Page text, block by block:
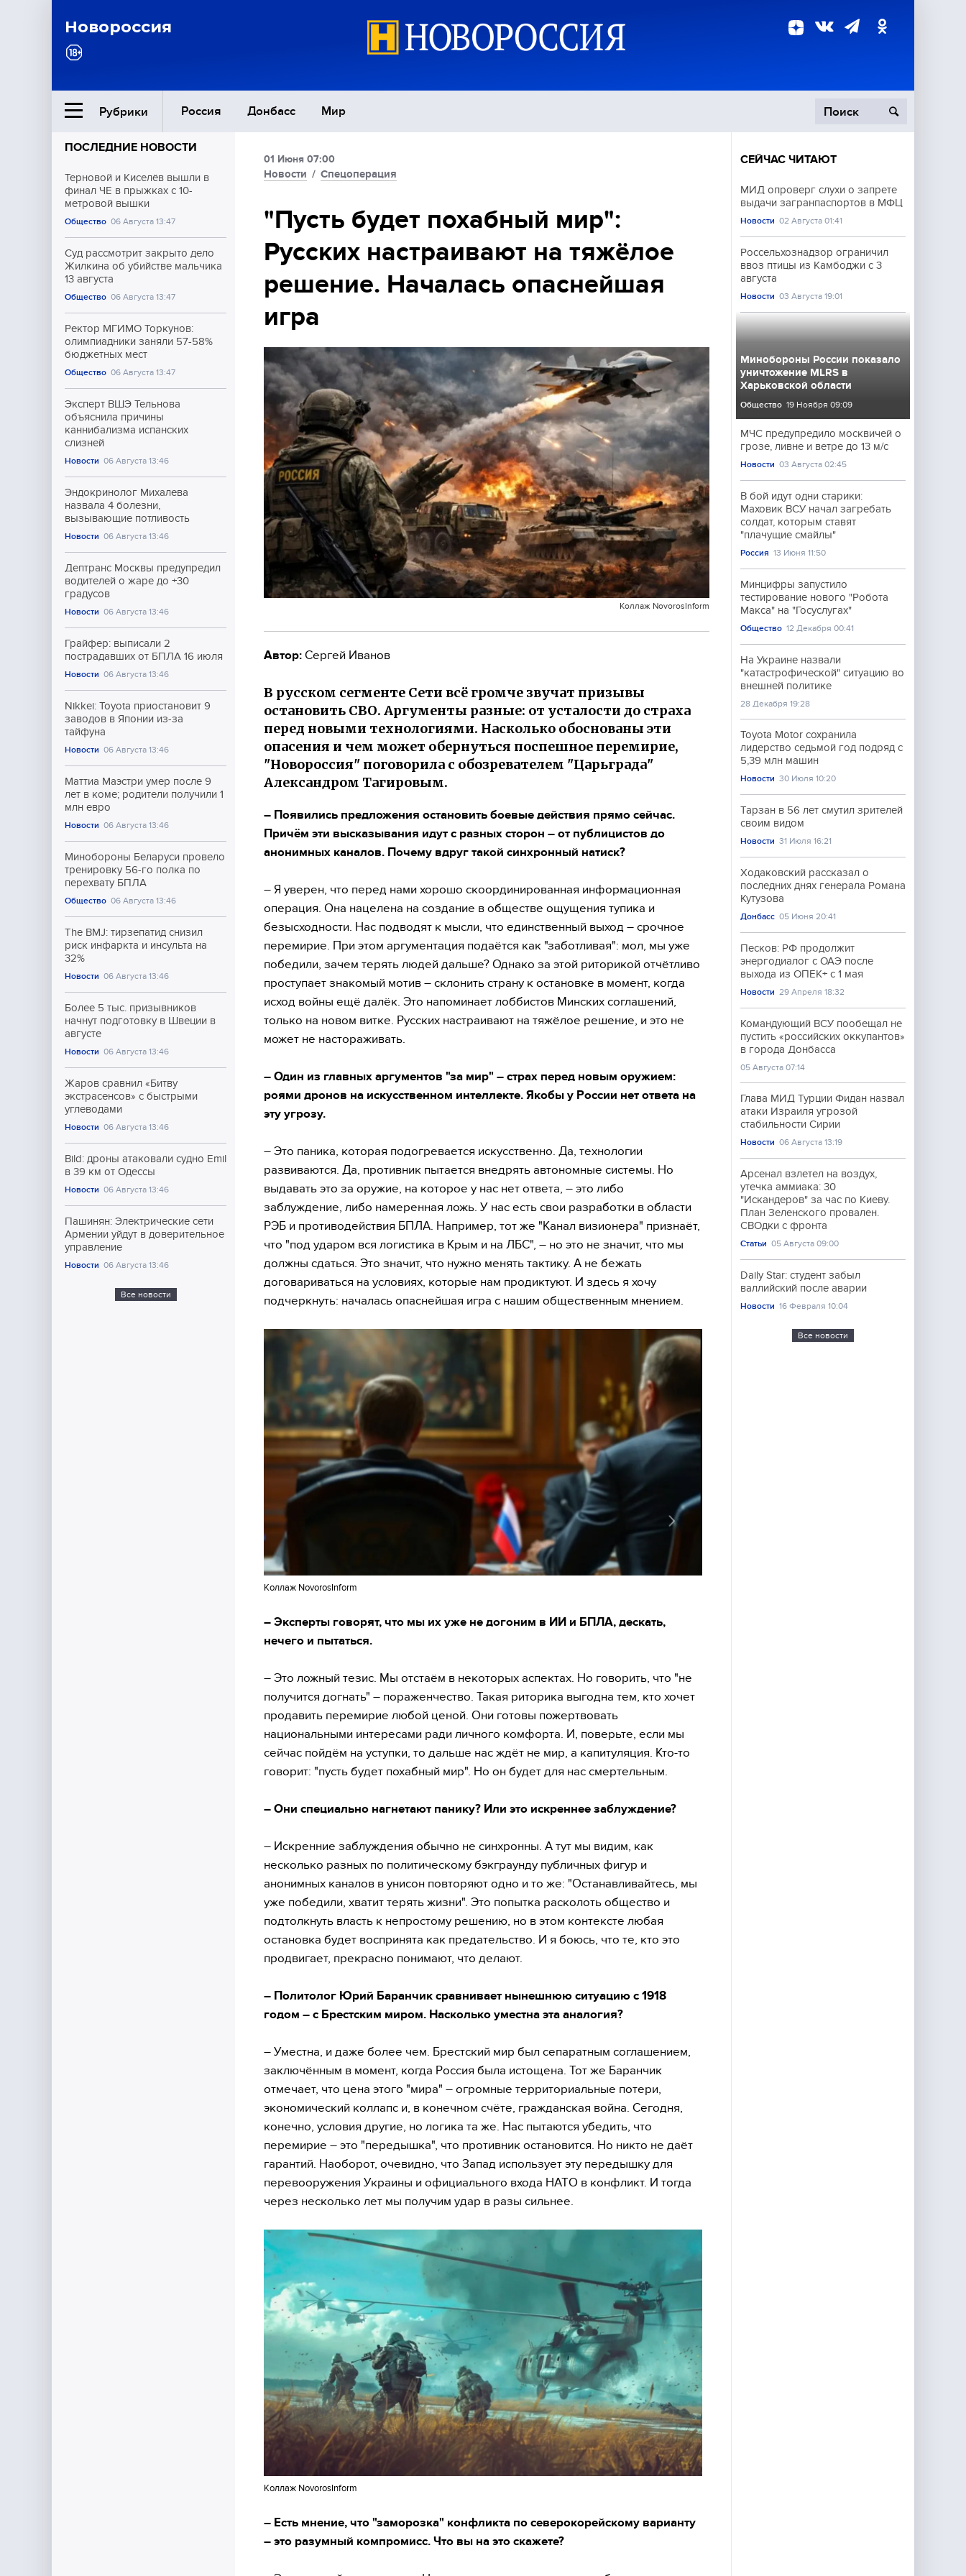
Новороссия
Рубрики Россия Донбасс Мир
Ближний Восток Политика
Общество
Экономика
Происшествия
Культура
Спорт
ПОСЛЕДНИЕ НОВОСТИ
Терновой и Киселёв вышли в
финал ЧЕ в прыжках с 10-
метровой вышки
Общество 06 Августа 13:47
Суд рассмотрит закрыто дело
Жилкина об убийстве мальчика
13 августа
Общество 06 Августа 13:47
Ректор МГИМО Торкунов:
олимпиадники заняли 57-58%
бюджетных мест
Общество 06 Августа 13:47
Эксперт ВШЭ Тельнова
объяснила причины
каннибализма испанских
слизней
Новости 06 Августа 13:46
Эндокринолог Михалева
назвала 4 болезни,
вызывающие потливость
Новости 06 Августа 13:46
Дептранс Москвы предупредил
водителей о жаре до +30
градусов
Новости 06 Августа 13:46
Грайфер: выписали 2
пострадавших от БПЛА 16 июля
Новости 06 Августа 13:46
Nikkei: Toyota приостановит 9
заводов в Японии из-за
тайфуна
Новости 06 Августа 13:46
Маттиа Маэстри умер после 9
лет в коме; родители получили 1
млн евро
Новости 06 Августа 13:46
Минобороны Беларуси провело
тренировку 56-го полка по
перехвату БПЛА
Общество 06 Августа 13:46
The BMJ: тирзепатид снизил
риск инфаркта и инсульта на
32%
Новости 06 Августа 13:46
Более 5 тыс. призывников
начнут подготовку в Швеции в
августе
Новости 06 Августа 13:46
Жаров сравнил «Битву
экстрасенсов» с быстрыми
углеводами
Новости 06 Августа 13:46
Bild: дроны атаковали судно Emil
в 39 км от Одессы
Новости 06 Августа 13:46
Пашинян: Электрические сети
Армении уйдут в доверительное
управление
Новости 06 Августа 13:46
Все новости
01 Июня 07:00
Новости / Спецоперация
"Пусть будет похабный мир":
Русских настраивают на тяжёлое
решение. Началась опаснейшая
игра
Коллаж NovorosInform
Автор: Сергей Иванов
В русском сегменте Сети всё громче звучат призывы
остановить СВО. Аргументы разные: от усталости до страха
перед новыми технологиями. Насколько обоснованы эти
опасения и чем может обернуться поспешное перемирие,
"Новороссия" поговорила с обозревателем "Царьграда"
Александром Тагировым.
– Появились предложения остановить боевые действия прямо сейчас.
Причём эти высказывания идут с разных сторон – от публицистов до
анонимных каналов. Почему вдруг такой синхронный натиск?
– Я уверен, что перед нами хорошо скоординированная информационная
операция. Она нацелена на создание в обществе ощущения тупика и
безысходности. Нас подводят к мысли, что единственный выход – срочное
перемирие. При этом аргументация подаётся как "заботливая": мол, мы уже
победили, зачем терять людей дальше? Однако за этой риторикой отчётливо
проступает знакомый мотив – склонить страну к остановке в момент, когда
исход войны ещё далёк. Это напоминает лоббистов Минских соглашений,
только на новом витке. Русских настраивают на тяжёлое решение, и это не
может не настораживать.
– Один из главных аргументов "за мир" – страх перед новым оружием:
роями дронов на искусственном интеллекте. Якобы у России нет ответа на
эту угрозу.
– Это паника, которая подогревается искусственно. Да, технологии
развиваются. Да, противник пытается внедрять автономные системы. Но
выдавать это за оружие, на которое у нас нет ответа, – это либо
заблуждение, либо намеренная ложь. У нас есть свои разработки в области
РЭБ и противодействия БПЛА. Например, тот же "Канал визионера" признаёт,
что "под ударом вся логистика в Крым и на ЛБС", – но это не значит, что мы
должны сдаться. Это значит, что нужно менять тактику. А не бежать
договариваться на условиях, которые нам продиктуют. И здесь я хочу
подчеркнуть: началась опаснейшая игра с нашим общественным мнением.
Коллаж NovorosInform
– Эксперты говорят, что мы их уже не догоним в ИИ и БПЛА, дескать,
нечего и пытаться.
– Это ложный тезис. Мы отстаём в некоторых аспектах. Но говорить, что "не
получится догнать" – пораженчество. Такая риторика выгодна тем, кто хочет
продавить перемирие любой ценой. Они готовы пожертвовать
национальными интересами ради личного комфорта. И, поверьте, если мы
сейчас пойдём на уступки, то дальше нас ждёт не мир, а капитуляция. Кто-то
говорит: "пусть будет похабный мир". Но он будет для нас смертельным.
– Они специально нагнетают панику? Или это искреннее заблуждение?
– Искренние заблуждения обычно не синхронны. А тут мы видим, как
несколько разных по политическому бэкграунду публичных фигур и
анонимных каналов в унисон повторяют одно и то же: "Останавливайтесь, мы
уже победили, хватит терять жизни". Это попытка расколоть общество и
подтолкнуть власть к непростому решению, но в этом контексте любая
остановка будет воспринята как предательство. И я боюсь, что те, кто это
продвигает, прекрасно понимают, что делают.
– Политолог Юрий Баранчик сравнивает нынешнюю ситуацию с 1918
годом – с Брестским миром. Насколько уместна эта аналогия?
– Уместна, и даже более чем. Брестский мир был сепаратным соглашением,
заключённым в момент, когда Россия была истощена. Тот же Баранчик
отмечает, что цена этого "мира" – огромные территориальные потери,
экономический коллапс и, в конечном счёте, гражданская война. Сегодня,
конечно, условия другие, но логика та же. Нас пытаются убедить, что
перемирие – это "передышка", что противник остановится. Но никто не даёт
гарантий. Наоборот, очевидно, что Запад использует эту передышку для
перевооружения Украины и официального входа НАТО в конфликт. И тогда
через несколько лет мы получим удар в разы сильнее.
Коллаж NovorosInform
– Есть мнение, что "заморозка" конфликта по северокорейскому варианту
– это разумный компромисс. Что вы на это скажете?
СЕЙЧАС ЧИТАЮТ
МИД опроверг слухи о запрете
выдачи загранпаспортов в МФЦ
Новости 02 Августа 01:41
Россельхознадзор ограничил
ввоз птицы из Камбоджи с 3
августа
Новости 03 Августа 19:01
Минобороны России показало
уничтожение MLRS в
Харьковской области
Общество 19 Ноября 09:09
МЧС предупредило москвичей о
грозе, ливне и ветре до 13 м/с
Новости 03 Августа 02:45
В бой идут одни старики:
Маховик ВСУ начал загребать
солдат, которым ставят
"плачущие смайлы"
Россия 13 Июня 11:50
Минцифры запустило
тестирование нового "Робота
Макса" на "Госуслугах"
Общество 12 Декабря 00:41
На Украине назвали
"катастрофической" ситуацию во
внешней политике
28 Декабря 19:28
Toyota Motor сохранила
лидерство седьмой год подряд с
5,39 млн машин
Новости 30 Июля 10:20
Тарзан в 56 лет смутил зрителей
своим видом
Новости 31 Июля 16:21
Ходаковский рассказал о
последних днях генерала Романа
Кутузова
Донбасс 05 Июня 20:41
Песков: РФ продолжит
энергодиалог с ОАЭ после
выхода из ОПЕК+ с 1 мая
Новости 29 Апреля 18:32
Командующий ВСУ пообещал не
пустить «российских оккупантов»
в города Донбасса
05 Августа 07:14
Глава МИД Турции Фидан назвал
атаки Израиля угрозой
стабильности Сирии
Новости 06 Августа 13:19
Арсенал взлетел на воздух,
утечка аммиака: 30
"Искандеров" за час по Киеву.
План Зеленского провален.
СВОдки с фронта
Статьи 05 Августа 09:00
Daily Star: студент забыл
валлийский после аварии
Новости 16 Февраля 10:04
Все новости